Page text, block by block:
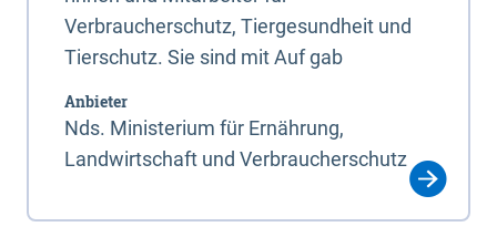
Verbraucherschutz, Tiergesundheit und
Tierschutz. Sie sind mit Auf gab
Anbieter
Nds. Ministerium für Ernährung,
Landwirtschaft und Verbraucherschutz